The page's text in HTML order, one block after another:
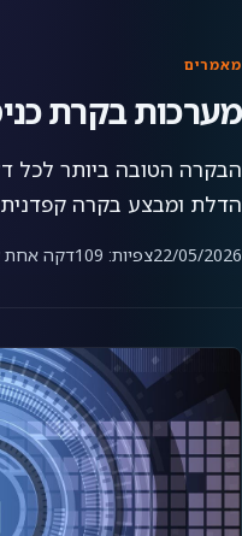
מאמרים
מערכות בקרת
הבקרה הטובה ביותר לכל
הדלת ומבצע בקרה
22/05/2026צפיות: 109 דקה אחת